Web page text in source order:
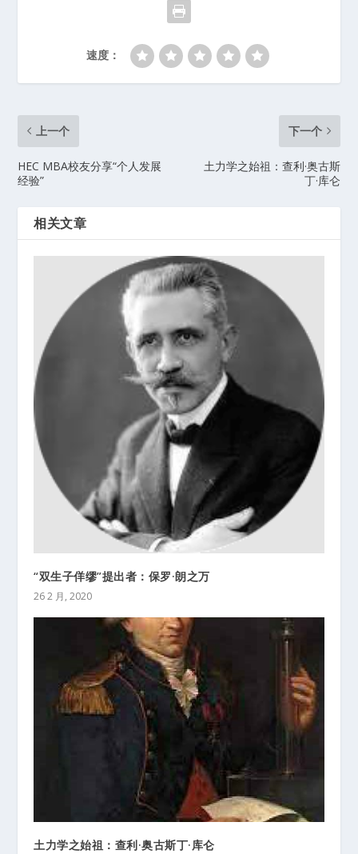
速度：
上一个
HEC MBA校友分享“个人发展
经验”
下一个
土力学之始祖：查利·奥古斯
丁·库仑
相关文章
“双生子佯缪”提出者：保罗·朗之万
26 2 月, 2020
土力学之始祖：查利·奥古斯丁·库仑